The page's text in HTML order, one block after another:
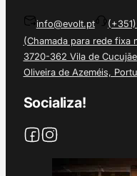
info@evolt.pt
(Chamada para rede fixa
3720-362 Vila de
Oliveira de Azeméis,
Socializa!